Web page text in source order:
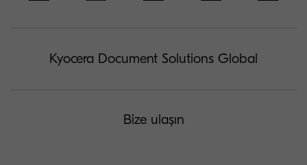
Kyocera Document Solutions Global
Bize ulaşın